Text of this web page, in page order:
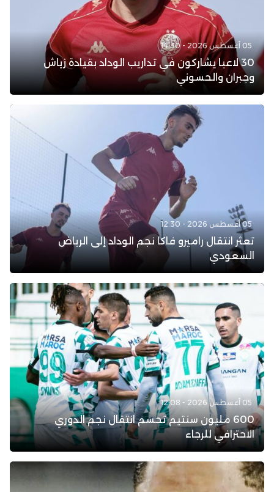
05 أغسطس 2026 - 14:30
30 لاعبا يشاركون في تداريب الوداد بقيادة زياش
وجبران والحسوني
05 أغسطس 2026 - 12:30
تعثر انتقال راميرو فاكا نجم الوداد إلى الرياض
السعودي
05 أغسطس 2026 - 12:08
600 مليون سنتيم تحسم انتقال نجم الدوري
الاحترافي للرجاء